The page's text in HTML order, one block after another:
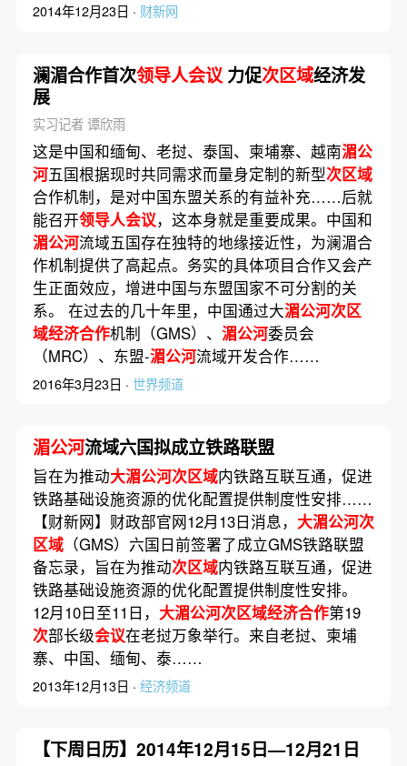
2014年12月23日 · 财新网
澜湄合作首次领导人会议力促次区域经济发
展
实习记者 谭欣雨
这是中国和缅甸、老挝、泰国、柬埔寨、越南湄公
河五国根据现时共同需求而量身定制的新型次区域
合作机制，是对中国东盟关系的有益补充……后就
能召开领导人会议，这本身就是重要成果。中国和
湄公河流域五国存在独特的地缘接近性，为澜湄合
作机制提供了高起点。务实的具体项目合作又会产
生正面效应，增进中国与东盟国家不可分割的关
系。 在过去的几十年里，中国通过大湄公河次区
域经济合作机制（GMS）、 湄公河委员会
（MRC）、东盟-湄公河流域开发合作……
2016年3月23日 · 世界频道
湄公河流域六国拟成立铁路联盟
旨在为推动大湄公河次区域内铁路互联互通，促进
铁路基础设施资源的优化配置提供制度性安排……
【财新网】财政部官网12月13日消息， 大湄公河次
区域（GMS）六国日前签署了成立GMS铁路联盟
备忘录，旨在为推动次区域内铁路互联互通，促进
铁路基础设施资源的优化配置提供制度性安排。
12月10日至11日， 大湄公河次区域经济合作第19
次部长级会议在老挝万象举行。来自老挝、柬埔
寨、中国、缅甸、泰……
2013年12月13日 · 经济频道
【下周日历】2014年12月15日—12月21日